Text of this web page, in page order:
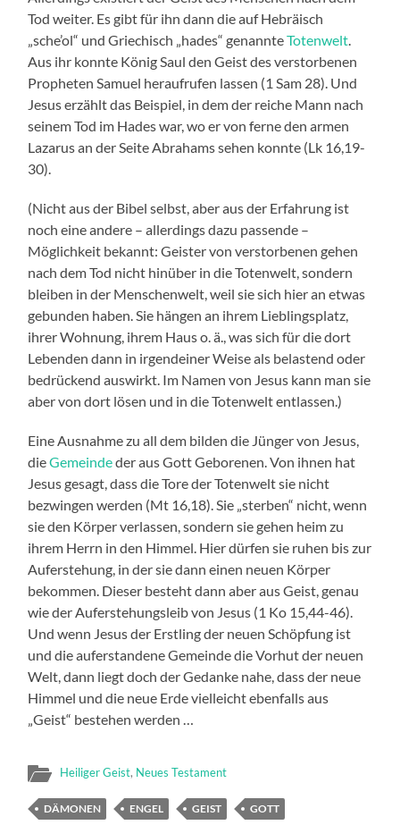
Tod weiter. Es gibt für ihn dann die auf Hebräisch
„sche’ol“ und Griechisch „hades“ genannteTotenwelt
Aus ihr konnte König Saul den Geist des verstorbenen
Propheten Samuel heraufrufen lassen (1 Sam 28). Und
Jesus erzählt das Beispiel, in dem der reiche Mann nach
seinem Tod im Hades war, wo er von ferne den armen
Lazarus an der Seite Abrahams sehen konnte (Lk 16,19-
30).
(Nicht aus der Bibel selbst, aber aus der Erfahrung ist
noch eine andere – allerdings dazu passende –
Möglichkeit bekannt: Geister von verstorbenen gehen
nach dem Tod nicht hinüber in die Totenwelt, sondern
bleiben in der Menschenwelt, weil sie sich hier an etwas
gebunden haben. Sie hängen an ihrem Lieblingsplatz,
ihrer Wohnung, ihrem Haus o. ä., was sich für die dort
Lebenden dann in irgendeiner Weise als belastend oder
bedrückend auswirkt. Im Namen von Jesus kann man sie
aber von dort lösen und in die Totenwelt entlassen.)
Eine Ausnahme zu all dem bilden die Jünger von Jesus,
dieGemeindeder aus Gott Geborenen. Von ihnen hat
Jesus gesagt, dass die Tore der Totenwelt sie nicht
bezwingen werden (Mt 16,18). Sie „sterben“ nicht, wenn
sie den Körper verlassen, sondern sie gehen heim zu
ihrem Herrn in den Himmel. Hier dürfen sie ruhen bis zur
Auferstehung, in der sie dann einen neuen Körper
bekommen. Dieser besteht dann aber aus Geist, genau
wie der Auferstehungsleib von Jesus (1 Ko 15,44-46).
Und wenn Jesus der Erstling der neuen Schöpfung ist
und die auferstandene Gemeinde die Vorhut der neuen
Welt, dann liegt doch der Gedanke nahe, dass der neue
Himmel und die neue Erde vielleicht ebenfalls aus
„Geist“ bestehen werden …
Heiliger Geist, Neues Testament
DÄMONEN ENGEL GEIST GOTT